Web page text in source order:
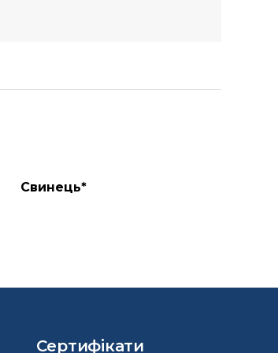
Свинець*
Сертифікати